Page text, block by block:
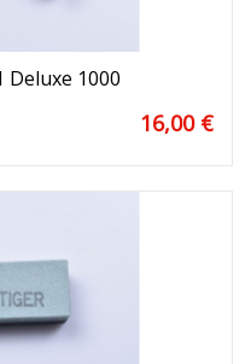
Deluxe 1000
16,00 €